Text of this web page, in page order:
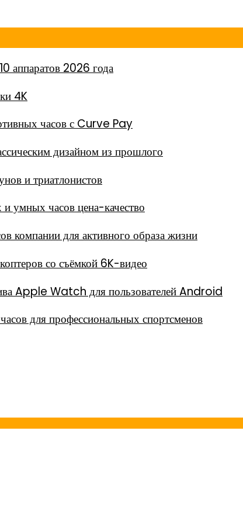
аппаратов 2026 года
4K
часов с Curve Pay
дизайном из прошлого
и триатлонистов
умных часов цена-качество
для активного образа жизни
со съёмкой 6K-видео
Apple Watch для пользователей Android
для профессиональных спортсменов